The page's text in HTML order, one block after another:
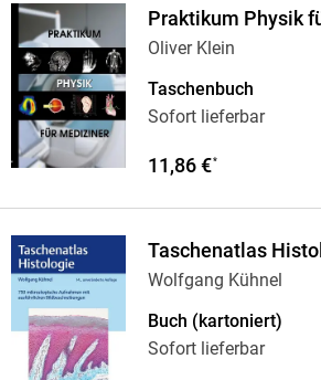
Praktikum Physik
Oliver Klein
Taschenbuch
Sofort lieferbar
11,86 €*
Taschenatlas
Wolfgang Kühnel
Buch (kartoniert)
Sofort lieferbar